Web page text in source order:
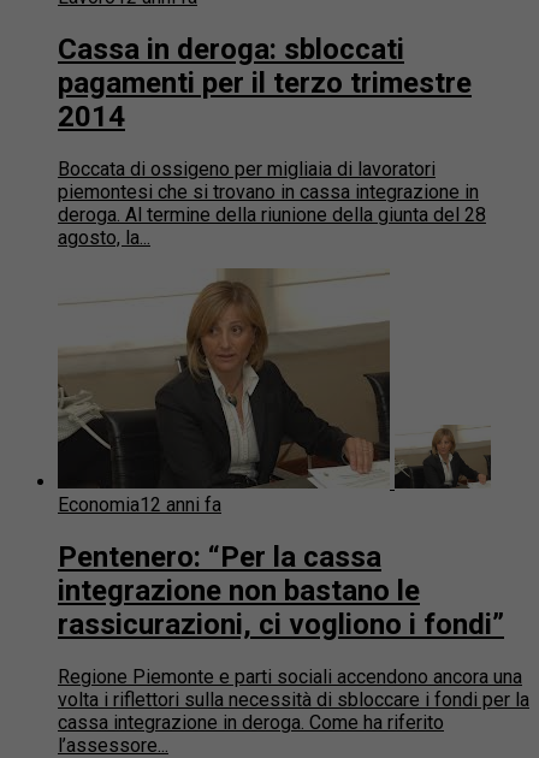
Cassa in deroga: sbloccati
pagamenti per il terzo trimestre
2014
Boccata di ossigeno per migliaia di lavoratori
piemontesi che si trovano in cassa integrazione in
deroga. Al termine della riunione della giunta del 28
agosto, la...
Economia12 anni fa
Pentenero: “Per la cassa
integrazione non bastano le
rassicurazioni, ci vogliono i fondi”
Regione Piemonte e parti sociali accendono ancora una
volta i riflettori sulla necessità di sbloccare i fondi per la
cassa integrazione in deroga. Come ha riferito
l’assessore...